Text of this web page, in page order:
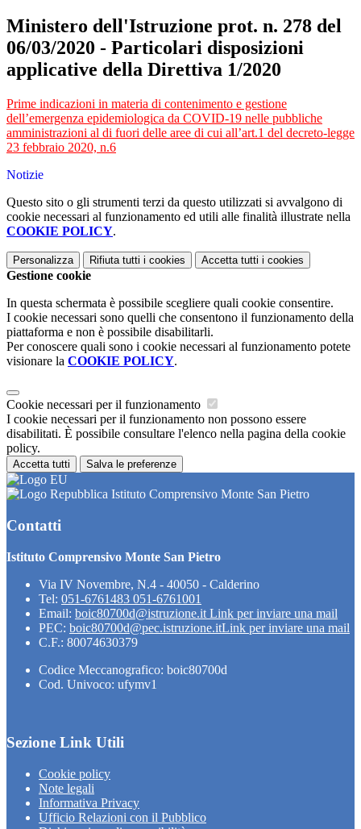
Ministero dell'Istruzione prot. n. 278 del
06/03/2020 - Particolari disposizioni
applicative della Direttiva 1/2020
Prime indicazioni in materia di contenimento e gestione
dell’emergenza epidemiologica da COVID-19 nelle pubbliche
amministrazioni al di fuori delle aree di cui all’art.1 del decreto-legge
23 febbraio 2020, n.6
Notizie
Questo sito o gli strumenti terzi da questo utilizzati si avvalgono di
cookie necessari al funzionamento ed utili alle finalità illustrate nella
COOKIE POLICY.
Personalizza Rifiuta tutti i cookies Accetta tutti i cookies
Gestione cookie
In questa schermata è possibile scegliere quali cookie consentire.
I cookie necessari sono quelli che consentono il funzionamento della
piattaforma e non è possibile disabilitarli.
Per conoscere quali sono i cookie necessari al funzionamento potete
visionare la COOKIE POLICY.
Cookie necessari per il funzionamento
I cookie necessari per il funzionamento non possono essere
disabilitati. È possibile consultare l'elenco nella pagina della cookie
policy.
Accetta tutti Salva le preferenze
Istituto Comprensivo Monte San Pietro
Contatti
Istituto Comprensivo Monte San Pietro
Via IV Novembre, N.4 - 40050 - Calderino
Tel: 051-6761483 051-6761001
Email: boic80700d@istruzione.it Link per inviare una mail
PEC: boic80700d@pec.istruzione.itLink per inviare una mail
C.F.: 80074630379
Codice Meccanografico: boic80700d
Cod. Univoco: ufymv1
Sezione Link Utili
Cookie policy
Note legali
Informativa Privacy
Ufficio Relazioni con il Pubblico